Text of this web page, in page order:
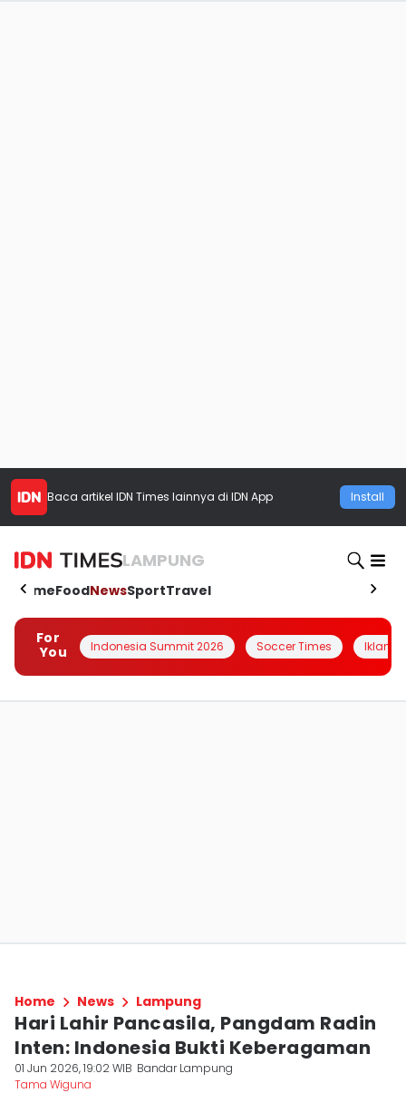
Baca artikel IDN Times lainnya di IDN App Install
LAMPUNG
HomeFoodNewsSportTravel
For
You
Indonesia Summit 2026 Soccer Times Iklanin
Home News Lampung
Hari Lahir Pancasila, Pangdam Radin
Inten: Indonesia Bukti Keberagaman
01 Jun 2026, 19:02 WIB Bandar Lampung
Tama Wiguna